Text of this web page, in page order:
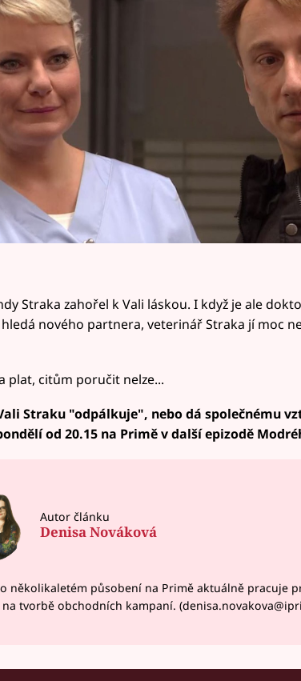
Straka zahořel k Vali láskou. I když je ale
nového partnera, veterinář Straka jí moc
plat, citům poručit nelze...
Straku "odpálkuje", nebo dá společnému
od 20.15 na Primě v další epizodě
Autor článku
Denisa Nováková
několikaletém působení na Primě aktuálně pracuje
tvorbě obchodních kampaní.